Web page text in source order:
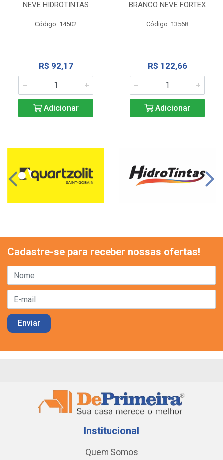
NEVE HIDROTINTAS
Código: 14502
R$ 92,17
Adicionar
BRANCO NEVE FORTEX
Código: 13568
R$ 122,66
Adicionar
Cadastre-se para receber nossas ofertas!
Institucional
Quem Somos